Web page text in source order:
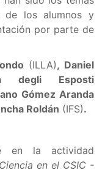
de los alumnos y
por parte de
(ILLA), Daniel
degli Esposti
Gómez Aranda
Roldán (IFS).
en la actividad
en el CSIC -